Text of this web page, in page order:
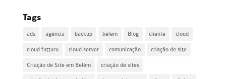
Tags
ads agência backup belem Blog cliente cloud
cloud futturu cloud server comunicação criação de site
Criação de Site em Belém criação de sites